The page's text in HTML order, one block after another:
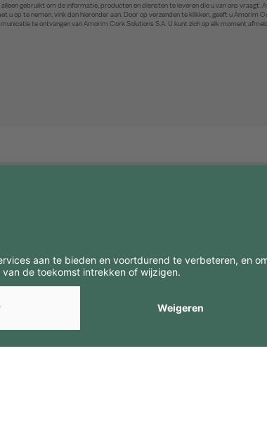
gebruikt om de informatie, producten en diensten te leveren die u van ons vraagt.
op te nemen, vink dan hieronder aan. Door op verzenden te klikken, geeft u
te ontvangen van Amorim Cork Solutions S.A. U kunt zich op elk moment